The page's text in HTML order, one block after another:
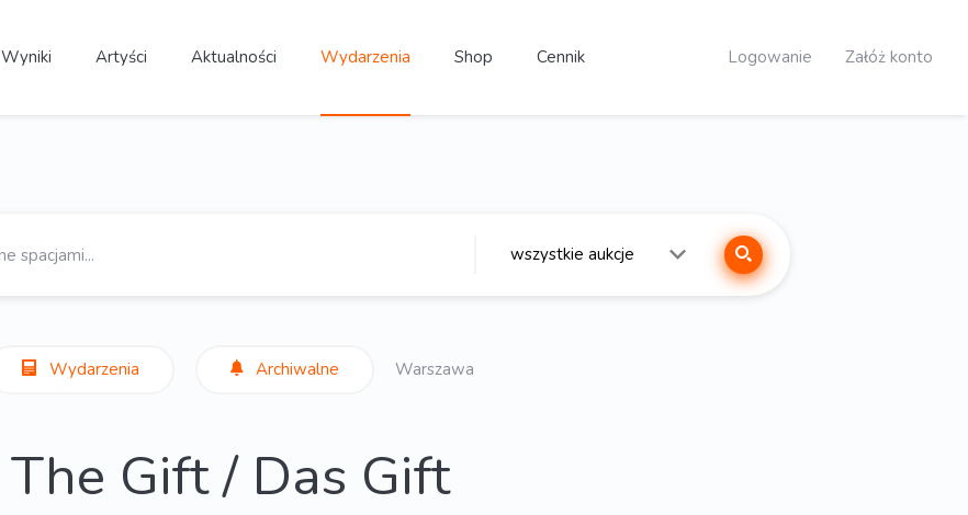
Wyniki Artyści Aktualności Wydarzenia Shop Cennik Logowanie Załóż konto
Wydarzenia Archiwalne Warszawa
The Gift / Das Gift